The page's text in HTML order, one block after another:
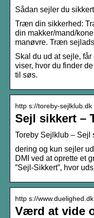
Sådan sejler du sikkert
Træn din sikkerhed:
din makker/mand/
manøvre. Træn
Skal du ud at sejle,
viser, hvor du finder
til søs.
http s://toreby-sejlklub.dk
Sejl sikkert –
Toreby Sejlklub – Sejl
dering og kun sejler
DMI ved at oprette et
”Sejl-Sikkert”, hvor
http s://
Værd at vide